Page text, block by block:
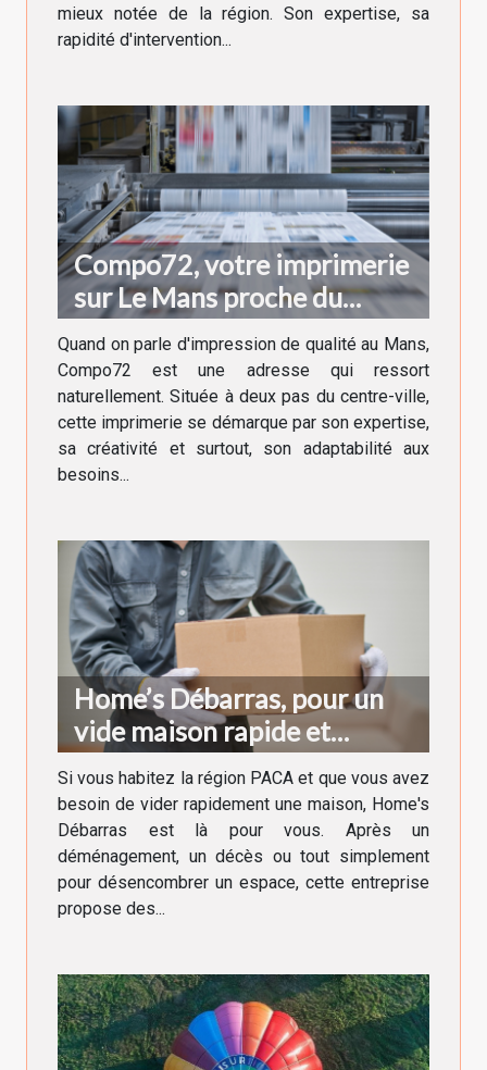
mieux notée de la région. Son expertise, sa
rapidité d'intervention...
Compo72, votre imprimerie
sur Le Mans proche du
centre ville !
Quand on parle d'impression de qualité au Mans,
Compo72 est une adresse qui ressort
naturellement. Située à deux pas du centre-ville,
cette imprimerie se démarque par son expertise,
sa créativité et surtout, son adaptabilité aux
besoins...
Home’s Débarras, pour un
vide maison rapide et
efficace en région PACA
Si vous habitez la région PACA et que vous avez
besoin de vider rapidement une maison, Home's
Débarras est là pour vous. Après un
déménagement, un décès ou tout simplement
pour désencombrer un espace, cette entreprise
propose des...